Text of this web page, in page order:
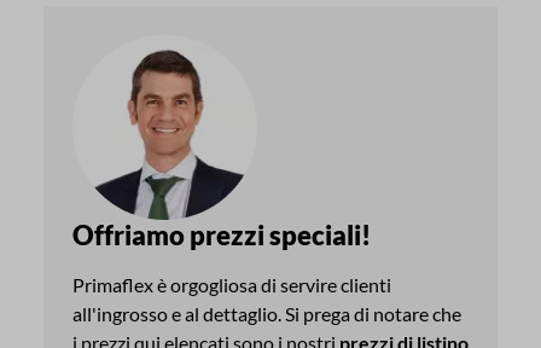
Offriamo prezzi speciali!
Primaflex è orgogliosa di servire clienti
all'ingrosso e al dettaglio. Si prega di notare che
i prezzi qui elencati sono i nostri prezzi di listino